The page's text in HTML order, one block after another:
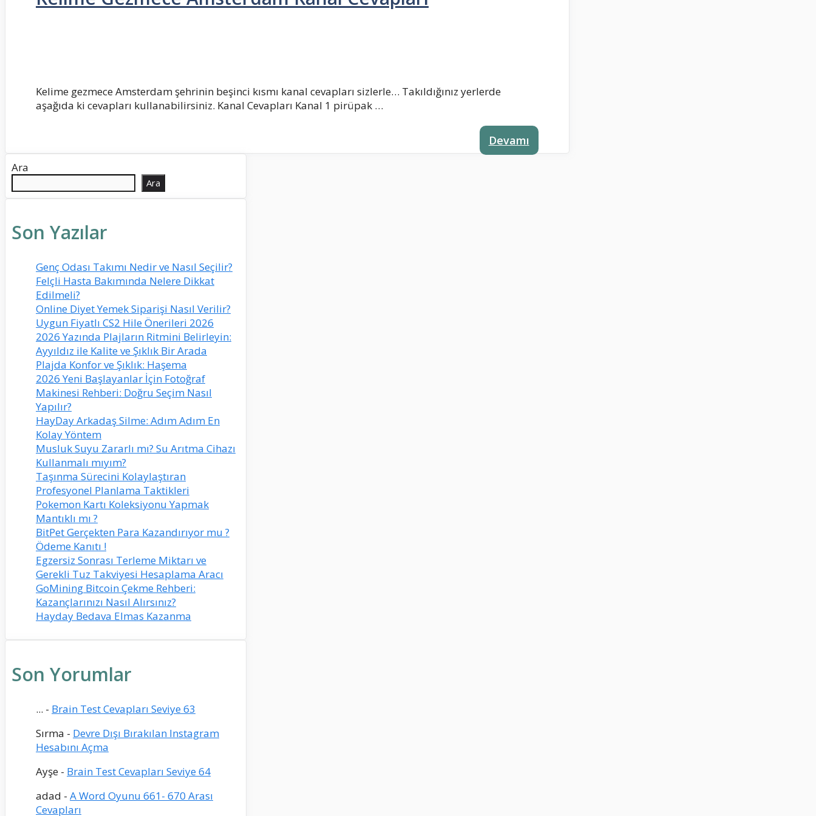
Kelime gezmece Amsterdam şehrinin beşinci kısmı kanal cevapları sizlerle… Takıldığınız yerlerde
aşağıda ki cevapları kullanabilirsiniz. Kanal Cevapları Kanal 1 pirüpak …
Devamı
Ara
Ara
Son Yazılar
Genç Odası Takımı Nedir ve Nasıl Seçilir?
Felçli Hasta Bakımında Nelere Dikkat
Edilmeli?
Online Diyet Yemek Siparişi Nasıl Verilir?
Uygun Fiyatlı CS2 Hile Önerileri 2026
2026 Yazında Plajların Ritmini Belirleyin:
Ayyıldız ile Kalite ve Şıklık Bir Arada
Plajda Konfor ve Şıklık: Haşema
2026 Yeni Başlayanlar İçin Fotoğraf
Makinesi Rehberi: Doğru Seçim Nasıl
Yapılır?
HayDay Arkadaş Silme: Adım Adım En
Kolay Yöntem
Musluk Suyu Zararlı mı? Su Arıtma Cihazı
Kullanmalı mıyım?
Taşınma Sürecini Kolaylaştıran
Profesyonel Planlama Taktikleri
Pokemon Kartı Koleksiyonu Yapmak
Mantıklı mı ?
BitPet Gerçekten Para Kazandırıyor mu ?
Ödeme Kanıtı !
Egzersiz Sonrası Terleme Miktarı ve
Gerekli Tuz Takviyesi Hesaplama Aracı
GoMining Bitcoin Çekme Rehberi:
Kazançlarınızı Nasıl Alırsınız?
Hayday Bedava Elmas Kazanma
Son Yorumlar
... - Brain Test Cevapları Seviye 63
Sırma - Devre Dışı Bırakılan Instagram
Hesabını Açma
Ayşe - Brain Test Cevapları Seviye 64
adad - A Word Oyunu 661- 670 Arası
Cevapları